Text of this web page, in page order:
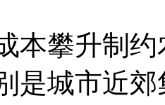
本攀升制
是城市近